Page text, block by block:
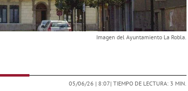
Imagen del Ayuntamiento La Robla.
05/06/26 | 8:07| TIEMPO DE LECTURA: 3 MIN.